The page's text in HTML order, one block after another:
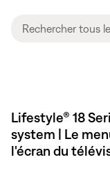
Lifestyle® 18
system | Le
l'écran du